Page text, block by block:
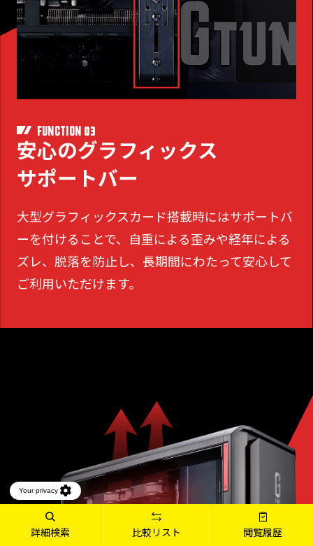
FUNCTION 03
安心のグラフィックス
サポートバー
大型グラフィックスカード搭載時にはサポートバ
ーを付けることで、
自重による歪みや経年による
ズレ、脱落を防止し、長期間にわたって安心して
ご利用いただけます。
詳細検索 比較リスト 閲覧履歴